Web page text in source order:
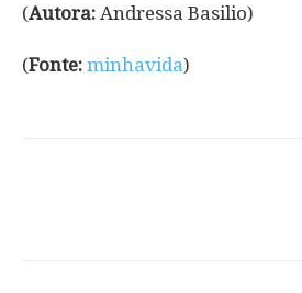
(Autora: Andressa Basilio)
(Fonte: minhavida)